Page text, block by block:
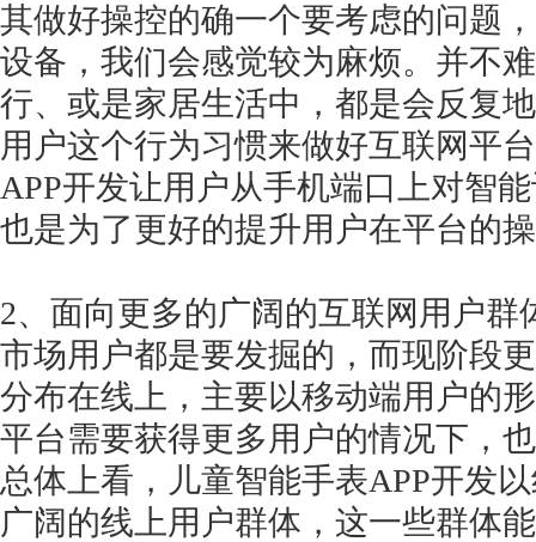
其做好操控的确一个要考虑的问题
设备，我们会感觉较为麻烦。并不
行、或是家居生活中，都是会反复
用户这个行为习惯来做好互联网平
APP开发让用户从手机端口上对智
也是为了更好的提升用户在平台的
2、面向更多的广阔的互联网用户群
市场用户都是要发掘的，而现阶段
分布在线上，主要以移动端用户的
平台需要获得更多用户的情况下，
总体上看，儿童智能手表APP开发
广阔的线上用户群体，这一些群体
扫码添加[商务总监]沟通方案
扫码沟通